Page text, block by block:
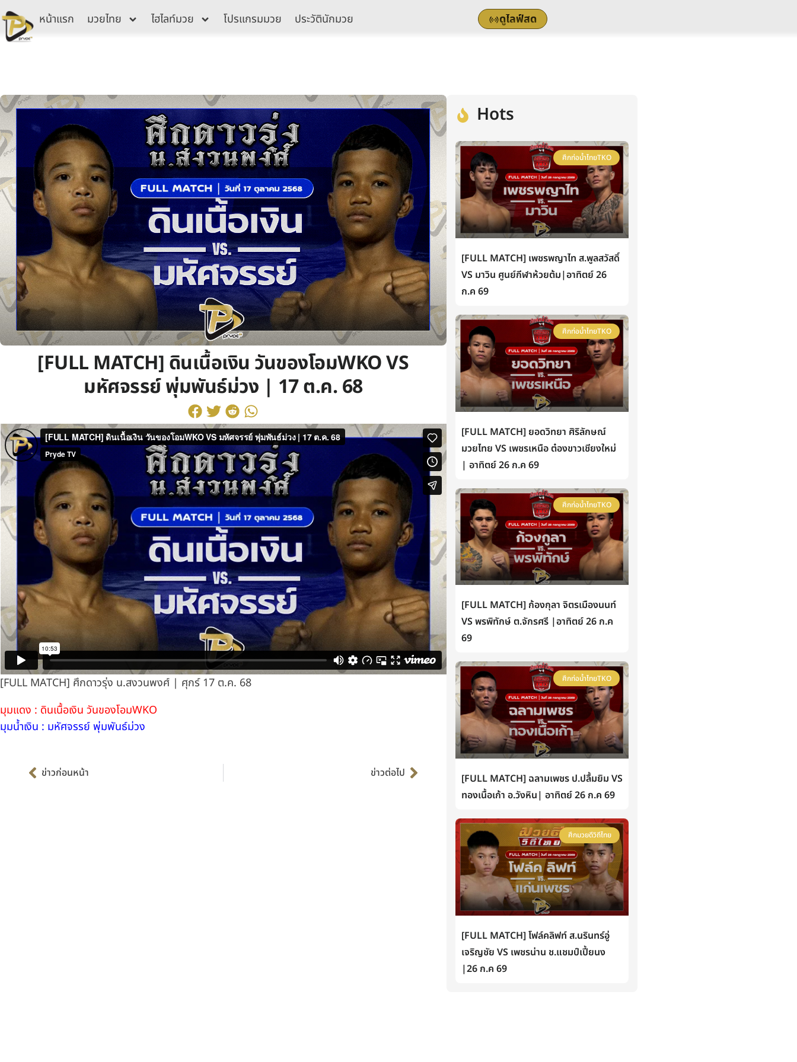
Skip
to
content
หน้าแรก มวยไทย ไฮไลท์มวย โปรแกรมมวย ประวัตินักมวย ดูไลฟ์สด
[FULL MATCH] ดินเนื้อเงิน วันของโอมWKO VS
มหัศจรรย์ พุ่มพันธ์ม่วง | 17 ต.ค. 68
[FULL MATCH] ศึกดาวรุ่ง น.สงวนพงศ์ | ศุกร์ 17 ต.ค. 68
มุมแดง : ดินเนื้อเงิน วันของโอมWKO
มุมน้ำเงิน : มหัศจรรย์ พุ่มพันธ์ม่วง
ข่าวก่อนหน้า ข่าวต่อไป
Hots
ศึกท่อน้ำไทยTKO
[FULL MATCH] เพชรพญาไท ส.พูลสวัสดิ์
VS มาวิน ศูนย์กีฬาห้วยต้ม|อาทิตย์ 26
ก.ค 69
ศึกท่อน้ำไทยTKO
[FULL MATCH] ยอดวิทยา ศิริลักษณ์
มวยไทย VS เพชรเหนือ ต๋องขาวเชียงใหม่
| อาทิตย์ 26 ก.ค 69
ศึกท่อน้ำไทยTKO
[FULL MATCH] ก้องกุลา จิตรเมืองนนท์
VS พรพิทักษ์ ต.จักรศรี |อาทิตย์ 26 ก.ค
69
ศึกท่อน้ำไทยTKO
[FULL MATCH] ฉลามเพชร ป.ปลื้มยิม VS
ทองเนื้อเก้า อ.วังหิน| อาทิตย์ 26 ก.ค 69
ศึกมวยดีวิถีไทย
[FULL MATCH] โฟล์คลิฟท์ ส.นรินทร์อู่
เจริญชัย VS เพชรน่าน ช.แชมป์เปี้ยนง
|26 ก.ค 69